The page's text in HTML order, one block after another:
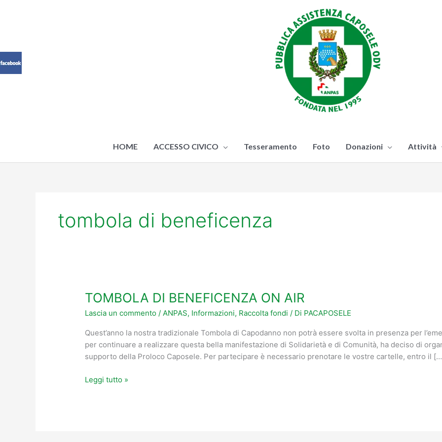
HOME ACCESSO CIVICO Tesseramento Foto Donazioni Attività
tombola di beneficenza
TOMBOLA DI BENEFICENZA ON AIR
Lascia un commento /ANPAS, Informazioni, Raccolta fondi / Di PACAPOSELE
Quest’anno la nostra tradizionale Tombola di Capodanno non potrà essere svolta in presenza per
per continuare a realizzare questa bella manifestazione di Solidarietà e di Comunità, ha deciso di
supporto della Proloco Caposele. Per partecipare è necessario prenotare le vostre cartelle, entro il
TOMBOLA
BENEFICENZA
ON
AIR
Leggi tutto »